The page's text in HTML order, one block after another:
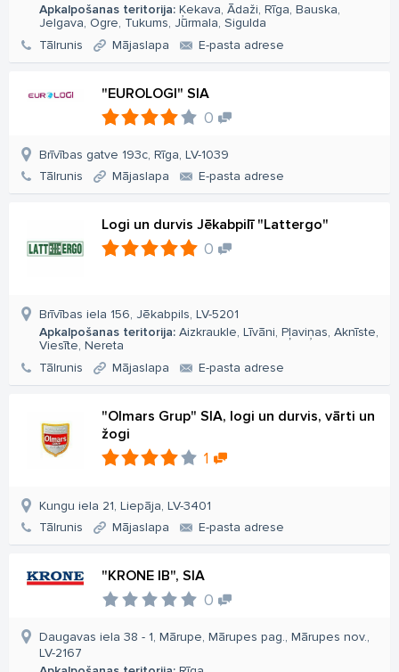
Apkalpošanas teritorija: Ķekava, Ādaži, Rīga, Bauska,
Jelgava, Ogre, Tukums, Jūrmala, Sigulda
Tālrunis
Mājaslapa E-pasta adrese
"EUROLOGI" SIA
0
Brīvības gatve 193c, Rīga, LV-1039
Tālrunis
Mājaslapa E-pasta adrese
Logi un durvis Jēkabpilī "Lattergo"
0
Brīvības iela 156, Jēkabpils, LV-5201
Apkalpošanas teritorija: Aizkraukle, Līvāni, Pļaviņas, Aknīste,
Viesīte, Nereta
Tālrunis
Mājaslapa E-pasta adrese
"Olmars Grup" SIA, logi un durvis, vārti un
žogi
1
Kungu iela 21, Liepāja, LV-3401
Tālrunis
Mājaslapa E-pasta adrese
"KRONE IB", SIA
0
Daugavas iela 38 - 1, Mārupe, Mārupes pag., Mārupes nov.,
LV-2167